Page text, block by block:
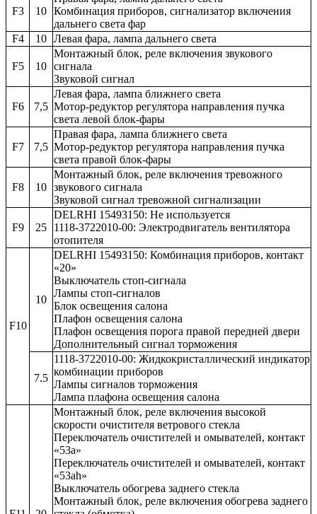
F3 10 Комбинация приборов, сигнализатор включения
дальнего света фар
F4
10 Левая фара, лампа дальнего света
F5 10
Монтажный блок, реле включения звукового
сигнала
Звуковой сигнал
F6 7,5
Левая фара, лампа ближнего света
Мотор-редуктор регулятора направления пучка
света левой блок-фары
F7 7,5
Правая фара, лампа ближнего света
Мотор-редуктор регулятора направления пучка
света правой блок-фары
F8 10
Монтажный блок, реле включения тревожного
звукового сигнала
Звуковой сигнал тревожной сигнализации
F9 25
DELRHI 15493150: Не используется
1118-3722010-00: Электродвигатель вентилятора
отопителя
F10
10
DELRHI 15493150: Комбинация приборов, контакт
«20»
Выключатель стоп-сигнала
Лампы стоп-сигналов
Блок освещения салона
Плафон освещения салона
Плафон освещения порога правой передней двери
Дополнительный сигнал торможения
7.5
1118-3722010-00: Жидкокристаллический индикатор
комбинации приборов
Лампы сигналов торможения
Лампа плафона освещения салона
Монтажный блок, реле включения высокой
скорости очистителя ветрового стекла
Переключатель очистителей и омывателей, контакт
«53а»
Переключатель очистителей и омывателей, контакт
«53ah»
Выключатель обогрева заднего стекла
Монтажный блок, реле включения обогрева заднего